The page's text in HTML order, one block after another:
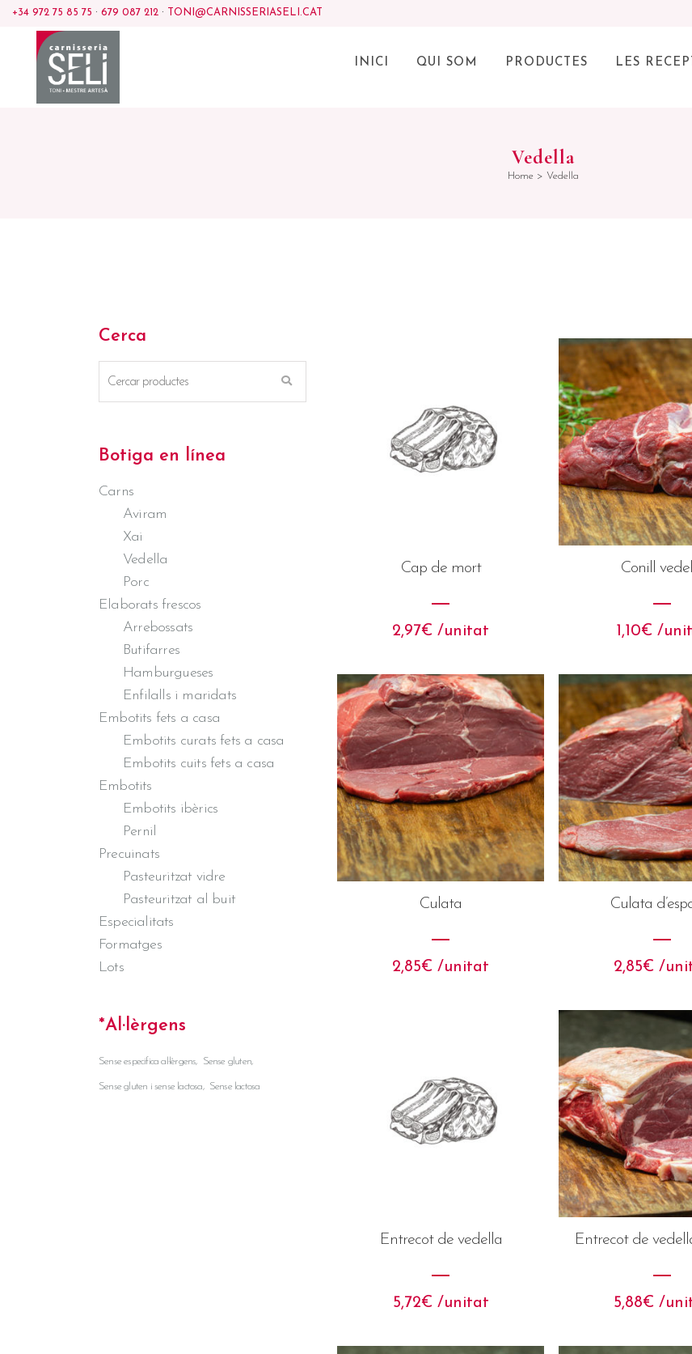
+34 972 75 85 75 · 679 087 212 · TONI@CARNISSERIASELI.CAT
INICI QUI SOM PRODUCTES LES
Vedella
Home > Vedella
Cerca
Botiga en línea
Carns
Aviram
Xai
Vedella
Porc
Elaborats frescos
Arrebossats
Butifarres
Hamburgueses
Enfilalls i maridats
Embotits fets a casa
Embotits curats fets a casa
Embotits cuits fets a casa
Embotits
Embotits ibèrics
Pernil
Precuinats
Pasteuritzat vidre
Pasteuritzat al buit
Especialitats
Formatges
Lots
*Al·lèrgens
Sense especifica al·lèrgens Sense gluten
Sense gluten i sense lactosa Sense lactosa
Cap de mort
2,97€ /unitat
Conill
1,10€ /
Culata
2,85€ /unitat
Culata
2,85€ /
Entrecot de vedella
5,72€ /unitat
Entrecot de
5,88€ /